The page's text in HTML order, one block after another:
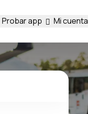
Probar app Mi cuenta